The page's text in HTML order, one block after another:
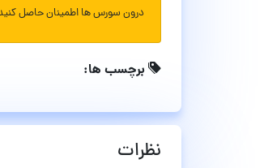
درون سورس ها اطمینان حاصل
برچسب ها:
نظرات